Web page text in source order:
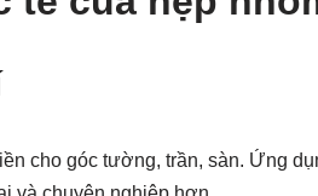
cho góc tường, trần, sàn. Ứng